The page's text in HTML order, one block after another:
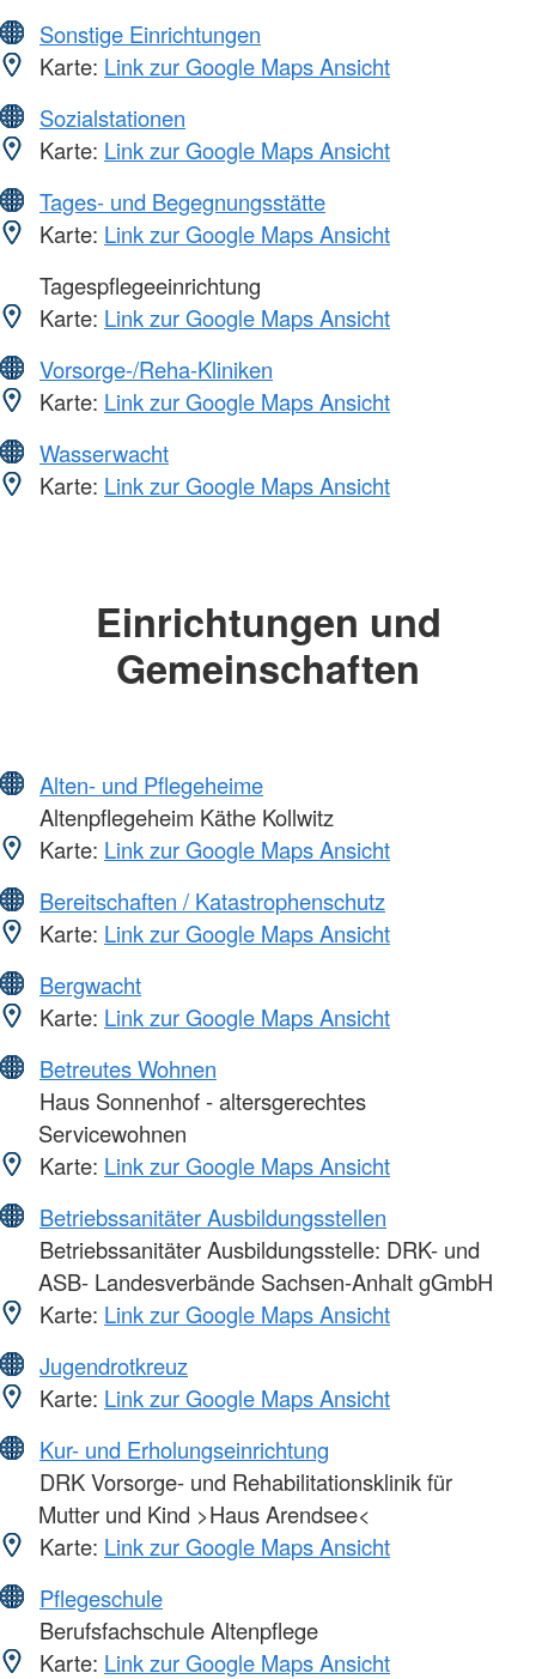
Sonstige Einrichtungen
Karte: Link zur Google Maps Ansicht
Sozialstationen
Karte: Link zur Google Maps Ansicht
Tages- und Begegnungsstätte
Karte: Link zur Google Maps Ansicht
Tagespflegeeinrichtung
Karte: Link zur Google Maps Ansicht
Vorsorge-/Reha-Kliniken
Karte: Link zur Google Maps Ansicht
Wasserwacht
Karte: Link zur Google Maps Ansicht
Einrichtungen und
Gemeinschaften
Alten- und Pflegeheime
Altenpflegeheim Käthe Kollwitz
Karte: Link zur Google Maps Ansicht
Bereitschaften / Katastrophenschutz
Karte: Link zur Google Maps Ansicht
Bergwacht
Karte: Link zur Google Maps Ansicht
Betreutes Wohnen
Haus Sonnenhof - altersgerechtes
Servicewohnen
Karte: Link zur Google Maps Ansicht
Betriebssanitäter Ausbildungsstellen
Betriebssanitäter Ausbildungsstelle: DRK- und
ASB- Landesverbände Sachsen-Anhalt gGmbH
Karte: Link zur Google Maps Ansicht
Jugendrotkreuz
Karte: Link zur Google Maps Ansicht
Kur- und Erholungseinrichtung
DRK Vorsorge- und Rehabilitationsklinik für
Mutter und Kind >Haus Arendsee<
Karte: Link zur Google Maps Ansicht
Pflegeschule
Berufsfachschule Altenpflege
Karte: Link zur Google Maps Ansicht